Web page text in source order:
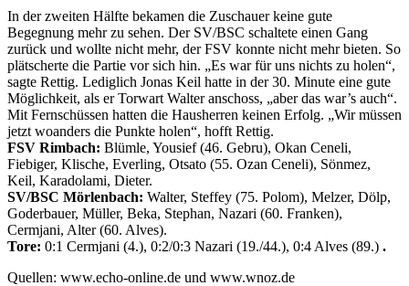
In der zweiten Hälfte bekamen die Zuschauer keine gute
Begegnung mehr zu sehen. Der SV/BSC schaltete einen Gang
zurück und wollte nicht mehr, der FSV konnte nicht mehr bieten. So
plätscherte die Partie vor sich hin. „Es war für uns nichts zu holen“,
sagte Rettig. Lediglich Jonas Keil hatte in der 30. Minute eine gute
Möglichkeit, als er Torwart Walter anschoss, „aber das war’s auch“.
Mit Fernschüssen hatten die Hausherren keinen Erfolg. „Wir müssen
jetzt woanders die Punkte holen“, hofft Rettig.
FSV Rimbach: Blümle, Yousief (46. Gebru), Okan Ceneli,
Fiebiger, Klische, Everling, Otsato (55. Ozan Ceneli), Sönmez,
Keil, Karadolami, Dieter.
SV/BSC Mörlenbach: Walter, Steffey (75. Polom), Melzer, Dölp,
Goderbauer, Müller, Beka, Stephan, Nazari (60. Franken),
Cermjani, Alter (60. Alves).
Tore: 0:1 Cermjani (4.), 0:2/0:3 Nazari (19./44.), 0:4 Alves (89.) .
Quellen: www.echo-online.de und www.wnoz.de